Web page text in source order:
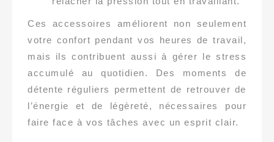
Ces accessoires améliorent non seulement
votre confort pendant vos heures de travail,
mais ils contribuent aussi à gérer le stress
accumulé au quotidien. Des moments de
détente réguliers permettent de retrouver de
l’énergie et de légèreté, nécessaires pour
faire face à vos tâches avec un esprit clair.